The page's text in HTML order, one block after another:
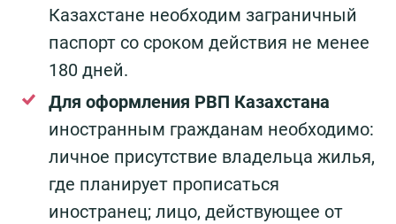
Казахстане необходим заграничный
паспорт со сроком действия не менее
180 дней.
Для оформления РВП Казахстана
иностранным гражданам необходимо:
личное присутствие владельца жилья,
где планирует прописаться
иностранец; лицо, действующее от